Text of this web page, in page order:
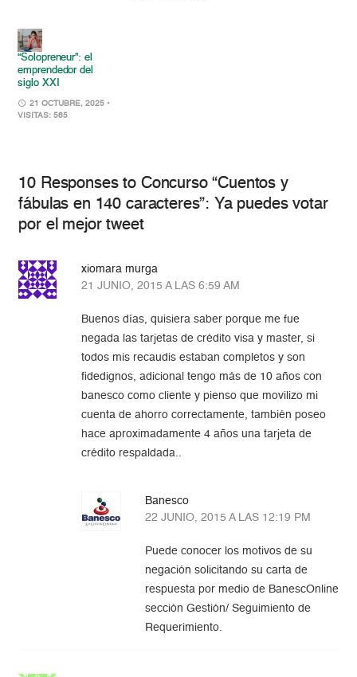
“Solopreneur”: el
emprendedor del
siglo XXI
21 OCTUBRE, 2025 •
VISITAS: 565
10 Responses to Concurso “Cuentos y
fábulas en 140 caracteres”: Ya puedes votar
por el mejor tweet
xiomara murga
21 JUNIO, 2015 A LAS 6:59 AM
Buenos días, quisiera saber porque me fue
negada las tarjetas de crédito visa y master, si
todos mis recaudis estaban completos y son
fidedignos, adicional tengo más de 10 años con
banesco como cliente y pienso que movilizo mi
cuenta de ahorro correctamente, también poseo
hace aproximadamente 4 años una tarjeta de
crédito respaldada..
Banesco
22 JUNIO, 2015 A LAS 12:19 PM
Puede conocer los motivos de su
negación solicitando su carta de
respuesta por medio de BanescOnline
sección Gestión/ Seguimiento de
Requerimiento.